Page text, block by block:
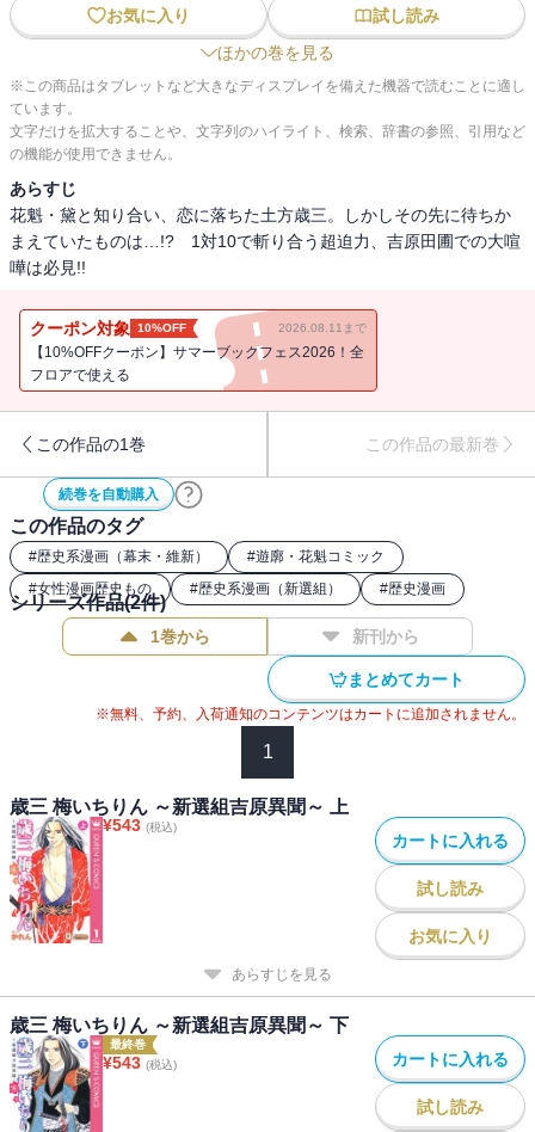
お気に入り
試し読み
ほかの巻を見る
※この商品はタブレットなど大きなディスプレイを備えた機器で読むことに適し
ています。
文字だけを拡大することや、文字列のハイライト、検索、辞書の参照、引用など
の機能が使用できません。
あらすじ
花魁・黛と知り合い、恋に落ちた土方歳三。しかしその先に待ちか
まえていたものは…!? 1対10で斬り合う超迫力、吉原田圃での大喧
嘩は必見!!
クーポン対象 10%OFF 2026.08.11まで
【10%OFFクーポン】サマーブックフェス2026！全
フロアで使える
この作品の1巻 この作品の最新巻
続巻を自動購入
この作品のタグ
#歴史系漫画（幕末・維新） #遊廓・花魁コミック
#女性漫画歴史もの #歴史系漫画（新選組） #歴史漫画
シリーズ作品(2件)
1巻から 新刊から
まとめてカート
※無料、予約、入荷通知のコンテンツはカートに追加されません。
1
歳三 梅いちりん ～新選組吉原異聞～ 上
¥543 (税込)
カートに入れる
試し読み
お気に入り
あらすじを見る
歳三 梅いちりん ～新選組吉原異聞～ 下
最終巻
¥543 (税込) カートに入れる
試し読み